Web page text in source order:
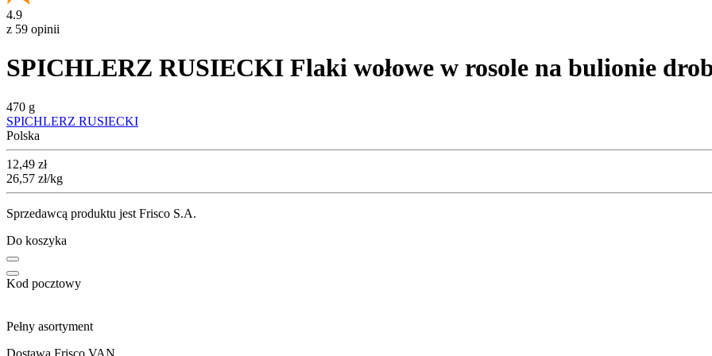
4.9
z 59 opinii
SPICHLERZ RUSIECKI Flaki wołowe w rosole na bulionie
470 g
SPICHLERZ RUSIECKI
Polska
Cena
12,49 zł
26,57 zł/kg
Sprzedawcą produktu jest Frisco S.A.
Do koszyka
Kod pocztowy
Pełny asortyment
Dostawa Frisco VAN